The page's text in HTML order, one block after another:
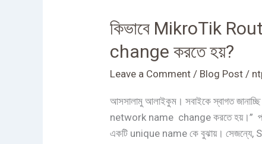
কিভাবে MikroTik
change করতে হয়?
Leave a Comment / Blog Post /
আসসালামু আলাইকুম। সবাইকে স্বাগত
network name change করতে হয়।”
একটি unique name কে বুঝায়। সেজন্যে,
Router
Winbox-
এর
SSID
অর্থাৎ
Wi-